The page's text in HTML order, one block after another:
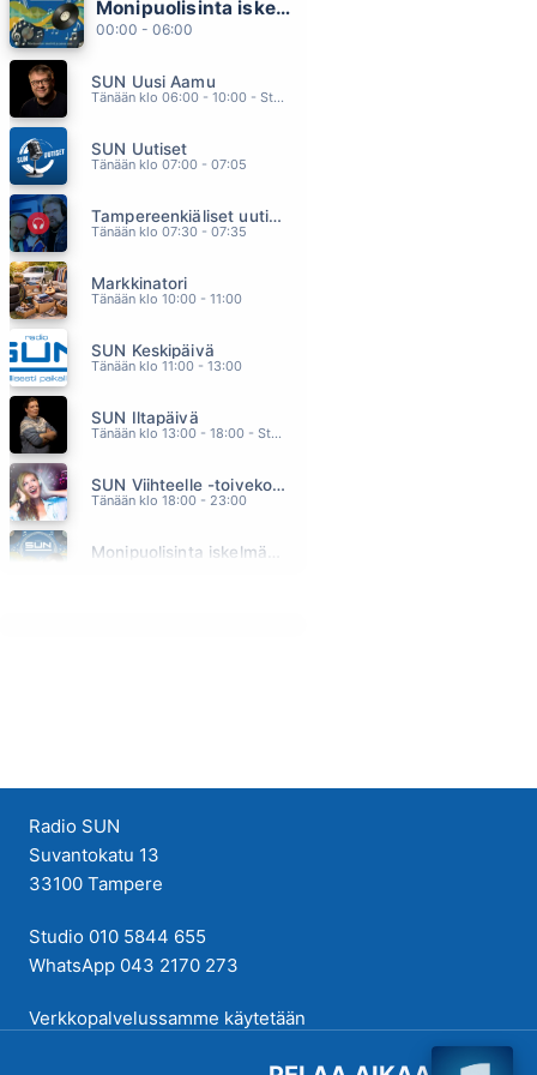
SUN VAIN
TULEE JOS ON TULLAKSEEN (feat. Freeman)
BEST
PARATIISIIN
STILL GOT THE BLUES
Monipuolisinta iskelmää ja parasta poppia
00:00 - 06:00
SUN Uusi Aamu
Tänään klo 06:00 - 10:00 - Studiossa: Kimmo Hoivassilta
SUN Uutiset
Tänään klo 07:00 - 07:05
Tampereenkiäliset uutiset
Tänään klo 07:30 - 07:35
Markkinatori
Tänään klo 10:00 - 11:00
SUN Keskipäivä
Tänään klo 11:00 - 13:00
SUN Iltapäivä
Tänään klo 13:00 - 18:00 - Studiossa: Kaisu Lämsä
SUN Viihteelle -toivekonsertti
Tänään klo 18:00 - 23:00
Radio SUN
Suvantokatu 13
33100 Tampere
Studio 010 5844 655
WhatsApp 043 2170 273
Verkkopalvelussamme käytetään